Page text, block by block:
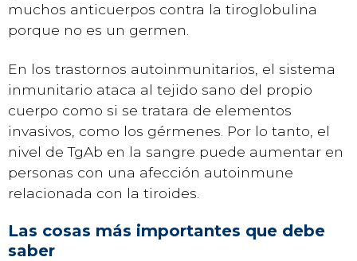
muchos anticuerpos contra la tiroglobulina
porque no es un germen.
En los trastornos autoinmunitarios, el sistema
inmunitario ataca al tejido sano del propio
cuerpo como si se tratara de elementos
invasivos, como los gérmenes. Por lo tanto, el
nivel de TgAb en la sangre puede aumentar en
personas con una afección autoinmune
relacionada con la tiroides.
Las cosas más importantes que debe
saber